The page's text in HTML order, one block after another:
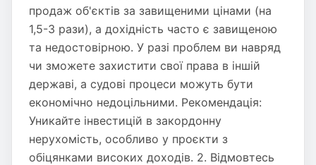
продаж об'єктів за завищеними цінами (на
1,5-3 рази), а дохідність часто є завищеною
та недостовірною. У разі проблем ви навряд
чи зможете захистити свої права в іншій
державі, а судові процеси можуть бути
економічно недоцільними. Рекомендація:
Уникайте інвестицій в закордонну
нерухомість, особливо у проєкти з
обіцянками високих доходів. 2. Відмовтесь